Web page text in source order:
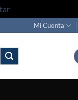
Mi Cuenta